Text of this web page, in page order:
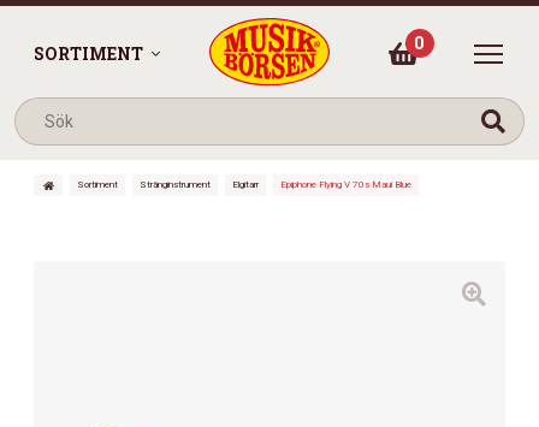
SORTIMENT 0
Sortiment Stränginstrument Elgitarr Epiphone Flying V 70s Maui Blue